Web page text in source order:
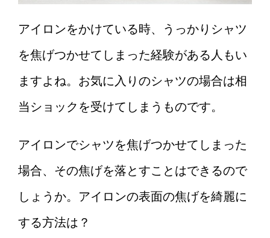
アイロンをかけている時、うっかりシャツ
を焦げつかせてしまった経験がある人もい
ますよね。お気に入りのシャツの場合は相
当ショックを受けてしまうものです。
アイロンでシャツを焦げつかせてしまった
場合、その焦げを落とすことはできるので
しょうか。アイロンの表面の焦げを綺麗に
する方法は？